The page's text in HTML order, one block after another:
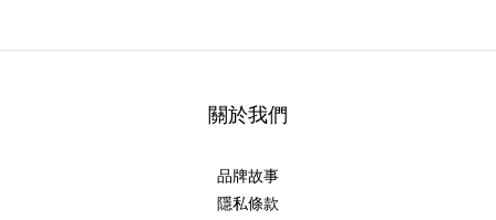
關於我們
品牌故事
隱私條款